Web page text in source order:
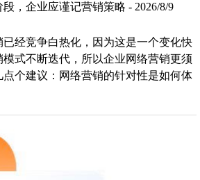
，企业应谨记营销策略 - 2026/8/9
已经竞争白热化，因为这是一个变化快
式不断迭代，所以企业网络营销更须
个建议：网络营销的针对性是如何体